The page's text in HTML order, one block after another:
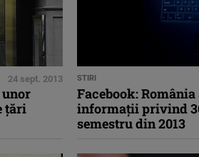
24 sept. 2013
ţări
STIRI
Facebook:
informaţii privind
semestru din 2013